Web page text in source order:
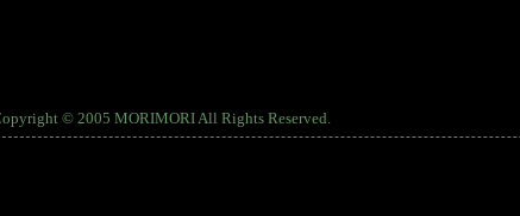
© 2005 MORIMORI All Rights Reserved.